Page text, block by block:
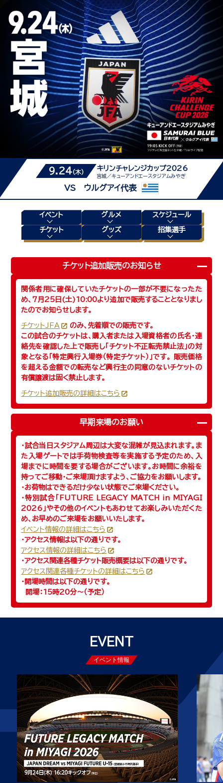
9.24(木)
キリンチャレンジカップ2026
宮城／キューアンドエースタジアムみやぎ
VS ウルグアイ代表
イベント グルメ スケジュール
チケット グッズ 招集選手
チケット追加販売のお知らせ
関係者用に確保していたチケットの一部が不要になったた
め、7月25日(土)10:00より追加で販売することとなりまし
たのでお知らせします。
チケットJFA
のみ、先着順での販売です。
この試合のチケットは、購入者または入場資格者の氏名・連
絡先を確認した上で販売し「チケット不正転売禁止法」の対
象となる「特定興行入場券（特定チケット）」です。 販売価格
を超える金額での転売など興行主の同意のないチケットの
有償譲渡は固く禁止します。
チケット追加販売の詳細はこちら
早期来場のお願い
・試合当日スタジアム周辺は大変な混雑が見込まれます。ま
た入場ゲートでは手荷物検査等を実施する予定のため、入
場までに時間を要する場合がございます。お時間に余裕を
持ってご移動・ご来場頂けますよう、ご協力をお願いします。
・お荷物はできるだけ少ない状態でご来場ください。
・特別試合「FUTURE LEGACY MATCH in MIYAGI
2026」やその他のイベントもあわせてお楽しみいただくた
め、お早めのご来場をお願いいたします。
イベント情報の詳細はこちら
・アクセス情報は以下の通りです。
アクセス情報の詳細はこちら
・アクセス関連各種チケット販売概要は以下の通りです。
アクセス関連各種チケットの詳細はこちら
・開場時間は以下の通りです。
開場：15時20分～（予定）
EVENT
イベント情報